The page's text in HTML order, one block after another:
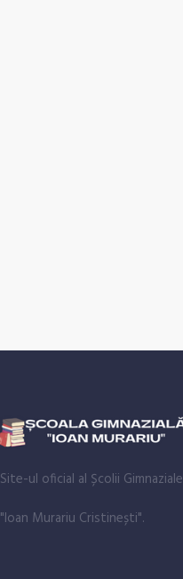
Site-ul oficial al Școlii Gimnaziale
"Ioan Murariu Cristinești".